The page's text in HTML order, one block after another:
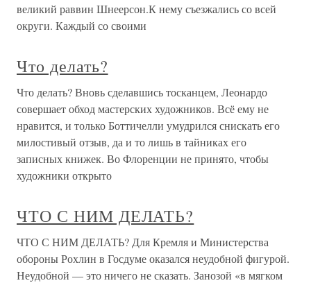
великий раввин Шнеерсон.К нему съезжались со всей
округи. Каждый со своими
Что делать?
Что делать? Вновь сделавшись тосканцем, Леонардо
совершает обход мастерских художников. Всё ему не
нравится, и только Боттичелли умудрился снискать его
милостивый отзыв, да и то лишь в тайниках его
записных книжек. Во Флоренции не принято, чтобы
художники открыто
ЧТО С НИМ ДЕЛАТЬ?
ЧТО С НИМ ДЕЛАТЬ? Для Кремля и Министерства
обороны Рохлин в Госдуме оказался неудобной фигурой.
Неудобной — это ничего не сказать. Занозой «в мягком